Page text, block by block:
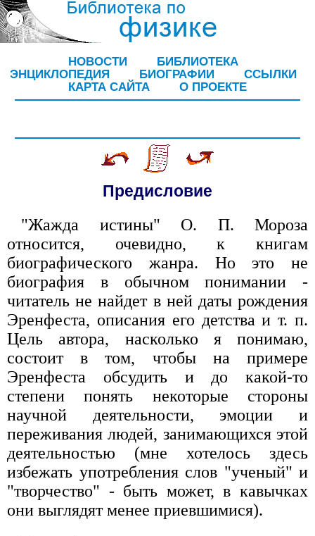
НОВОСТИ
БИБЛИОТЕКА
ЭНЦИКЛОПЕДИЯ
БИОГРАФИИ
ССЫЛКИ
КАРТА САЙТА
О ПРОЕКТЕ
Предисловие
"Жажда истины" О. П. Мороза
относится, очевидно, к книгам
биографического жанра. Но это не
биография в обычном понимании -
читатель не найдет в ней даты рождения
Эренфеста, описания его детства и т. п.
Цель автора, насколько я понимаю,
состоит в том, чтобы на примере
Эренфеста обсудить и до какой-то
степени понять некоторые стороны
научной деятельности, эмоции и
переживания людей, занимающихся этой
деятельностью (мне хотелось здесь
избежать употребления слов "ученый" и
"творчество" - быть может, в кавычках
они выглядят менее приевшимися).